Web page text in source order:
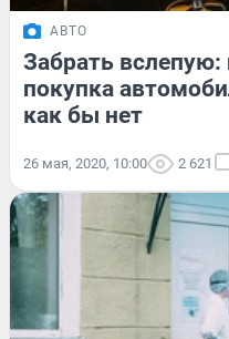
АВТО
Забрать
покупка
как бы нет
26 мая, 2020, 10:00 2 621